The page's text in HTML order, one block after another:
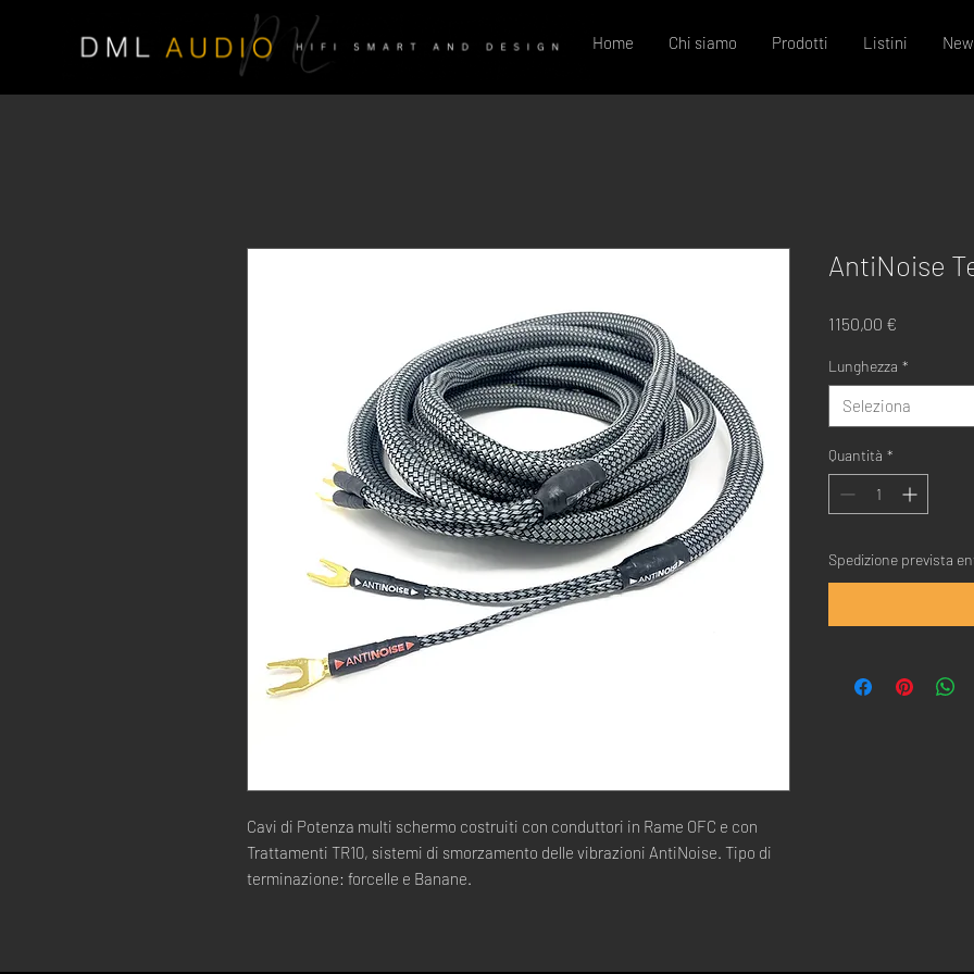
Home Chi siamo Prodotti Listini
Cavi di Potenza multi schermo costruiti con conduttori in Rame OFC e con
Trattamenti TR10, sistemi di smorzamento delle vibrazioni AntiNoise. Tipo di
terminazione: forcelle e Banane.
AntiNoise
1150,00 €
Lunghezza *
Seleziona
Quantità *
Spedizione prevista